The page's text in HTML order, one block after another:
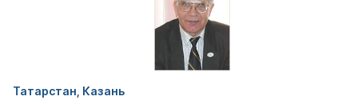
Татарстан, Казань